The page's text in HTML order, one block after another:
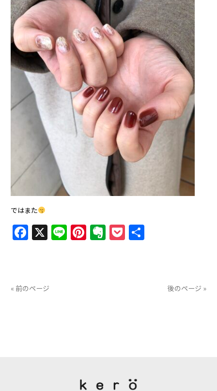
ではまた
Facebook
X LinePinterest
Evernote
Pocket
« 前のページ 後のページ »